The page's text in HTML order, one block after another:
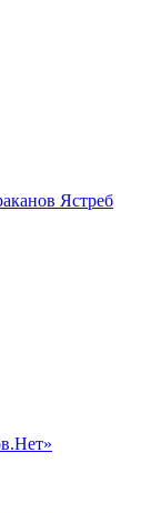
Ястреб